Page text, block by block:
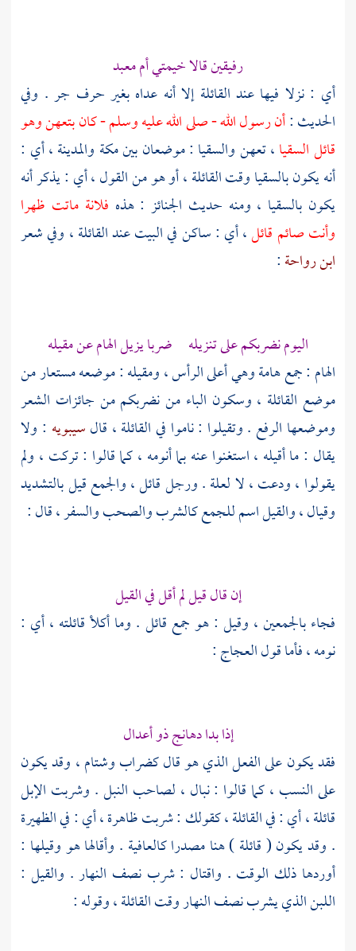
رفيقين قالا خيمتي أم معبد
أي : نزلا فيها عند القائلة إلا أنه عداه بغير حرف جر . وفي
الحديث :أن رسول الله - صلى الله عليه وسلم - كان بتعهن وهو
قائل السقيا،تعهنوالسقيا : موضعان بينمكة والمدينة، أي :
أنه يكون بالسقيا وقت القائلة ، أو هو من القول ، أي : يذكر أنه
يكون بالسقيا ، ومنه حديث الجنائز : هذه فلانة ماتت ظهرا
وأنت صائم قائل، أي : ساكن في البيت عند القائلة ، وفي شعر
ابن رواحة:
اليوم نضربكم على تنزيله ضربا يزيل الهام عن مقيله
الهام : جمع هامة وهي أعلى الرأس ، ومقيله : موضعه مستعار من
موضع القائلة ، وسكون الباء من نضربكم من جائزات الشعر
وموضعها الرفع . وتقيلوا : ناموا في القائلة ، قالسيبويه : ولا
يقال : ما أقيله ، استغنوا عنه بما أنومه ، كما قالوا : تركت ، ولم
يقولوا ، ودعت ، لا لعلة . ورجل قائل ، والجمع قيل بالتشديد
وقيال ، والقيل اسم للجمع كالشرب والصحب والسفر ، قال :
إن قال قيل لم أقل في القيل
فجاء بالجمعين ، وقيل : هو جمع قائل . وما أكلأ قائلته ، أي :
نومه ، فأما قولالعجاج:
إذا بدا دهانج ذو أعدال
فقد يكون على الفعل الذي هو قال كضراب وشتام ، وقد يكون
على النسب ، كما قالوا : نبال ، لصاحب النبل . وشربت الإبل
قائلة ، أي : في القائلة ، كقولك : شربت ظاهرة ، أي : في الظهيرة
. وقد يكون ( قائلة ) هنا مصدرا كالعافية . وأقالها هو وقيلها :
أوردها ذلك الوقت . واقتال : شرب نصف النهار . والقيل :
اللبن الذي يشرب نصف النهار وقت القائلة ، وقوله :